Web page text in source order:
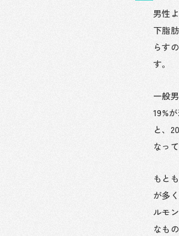
男性
下脂
らす
す。
一般
19%
と、
なっ
もと
が多
ルモ
なも